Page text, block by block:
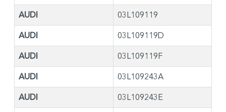
AUDI 03L109119
AUDI 03L109119D
AUDI 03L109119F
AUDI 03L109243A
AUDI 03L109243E